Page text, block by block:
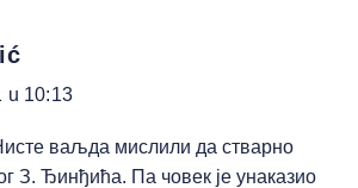
u 10:13
ваљда мислили да стварно
З. Ђинђића. Па човек је унаказио